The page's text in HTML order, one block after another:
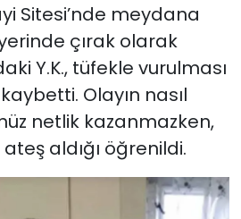
Sitesi’nde meydana
çırak olarak
Y.K., tüfekle vurulması
Olayın nasıl
netlik kazanmazken,
aldığı öğrenildi.